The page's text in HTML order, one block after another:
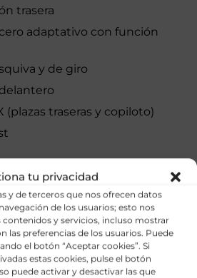
tu privacidad
y de terceros que nos ofrecen datos
de los usuarios; esto nos
y servicios, incluso mostrar
las preferencias de los usuarios. Puede
el botón “Aceptar cookies”. Si
estas cookies, pulse el botón
puede activar y desactivar las que
trasera
adaptativo con función
y de giro
(plazas traseras y copiloto)